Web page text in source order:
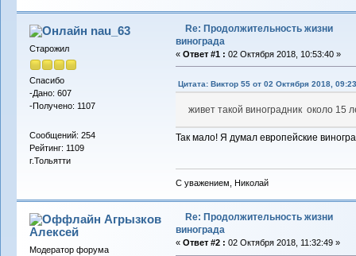
nau_63
Старожил
Спасибо
-Дано: 607
-Получено: 1107
Сообщений: 254
Рейтинг: 1109
г.Тольятти
Re: Продолжительность жизни
винограда
« Ответ #1 : 02 Октября 2018, 10:53:40 »
Цитата: Виктор 55 от 02 Октября 2018,
живет такой виноградник около 15
Так мало! Я думал европейские
С уважением, Николай
Агрызков
Алексей
Модератор форума
Re: Продолжительность жизни
винограда
« Ответ #2 : 02 Октября 2018, 11:32:49 »